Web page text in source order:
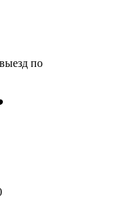
по